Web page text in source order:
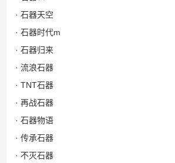
· 石器天空
· 石器时代m
· 石器归来
· 流浪石器
· TNT石器
· 再战石器
· 石器物语
· 传承石器
· 不灭石器